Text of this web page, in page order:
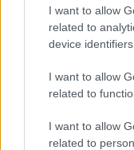
I want to allow
related to
device identifiers
I want to allow
related to
I want to allow
related to
ΠΡΟΣΘΕΣΤΕ